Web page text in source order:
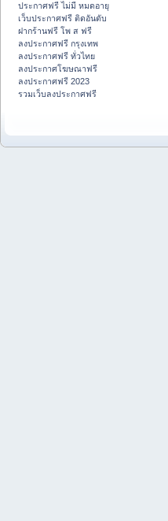
ประกาศฟรี ไม่มี หมดอายุ
เว็บประกาศฟรี ติดอันดับ
ฝากร้านฟรี โพ ส ฟรี
ลงประกาศฟรี กรุงเทพ
ลงประกาศฟรี ทั่วไทย
ลงประกาศโฆษณาฟรี
ลงประกาศฟรี 2023
รวมเว็บลงประกาศฟรี